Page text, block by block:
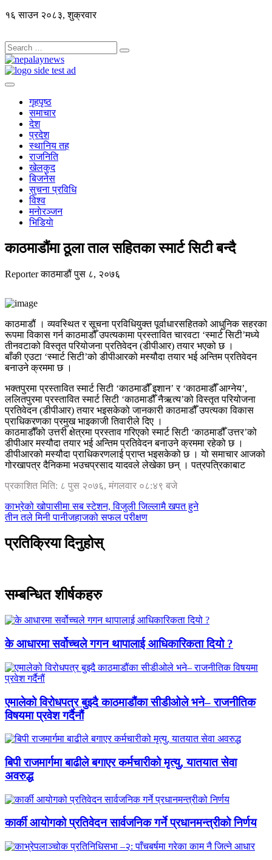
१६ साउन २०८३, शुक्रवार
गृहपृष्ठ
समाचार
देश
प्रदेश
स्थानिय तह
राजनिति
खेलकुद
बिजनेस
सुचना प्रविधि
विश्व
मनाेरञ्जन
भिडियाे
काठमाडौंमा ठूला ताल सहितका स्मार्ट सिटी बन्दै
Reporterकाठमाडौंपुस ८, २०७६
काठमाडौं । व्यवस्थित र सूचना प्रविधियुक्त पूर्वाधारसहितको आधुनिक सहरका
रूपमा विकास गर्न काठमाडौँ उपत्यकामा प्रस्तावित चारवटा ‘स्मार्ट सिटी’मध्ये
तीनवटाको विस्तृत परियोजना प्रतिवेदन (डीपीआर) तयार भएको छ ।
बाँकी एउटा ‘स्मार्ट सिटी’को डीपीआरको मस्यौदा तयार भई अन्तिम प्रतिवेदन
बनाउने क्रममा छ ।
भक्तपुरमा प्रस्तावित स्मार्ट सिटी ‘काठमाडौँ इशान’ र ‘काठमाडौँ आग्नेय’,
ललितपुरमा प्रस्तावित स्मार्ट सिटी ‘काठमाडौँ नैऋत्य’को विस्तृत परियोजना
प्रतिवेदन (डीपीआर) तयार भइसकेको जानकारी काठमाडौँ उपत्यका विकास
प्राधिकरणका प्रमुख भाइकाजी तिवारीले दिए ।
काठमाडौँको उत्तरी क्षेत्रमा प्रस्ताव गरिएको स्मार्ट सिटी ‘काठमाडौँ उत्तर’को
डीपीआर मस्यौदा तयार भई अन्तिम प्रतिवेदन बनाउने क्रममा रहेको छ ।
डीपीआरको मस्यौदा प्राधिकरणलाई प्राप्त भइसकेको छ । यो समाचार आजको
गोरखापत्र दैनिकमा भउचप्रसाद यादवले लेखेका छन् । पत्रपत्रिकाबाट
प्रकाशित मिति: ८ पुस २०७६, मंगलवार ०८:४९ बजे
काभ्रेको खोपासीमा सब स्टेशन, विजुली जिल्लामै खपत हुने
तीन तले मिनी पानीजहाजको सफल परीक्षण
प्रतिक्रिया दिनुहोस्
सम्बन्धित शीर्षकहरु
के आधारमा सर्वोच्चले गगन थापालाई आधिकारिकता दियो ?
एमालेको विरोधपत्र बुझ्दै काठमाडौंका सीडीओले भने– राजनीतिक
विषयमा प्रवेश गर्दैनौं
बिपी राजमार्गमा बाढीले बगाएर कर्मचारीको मृत्यु, यातयात सेवा
अवरुद्ध
कार्की आयोगको प्रतिवेदन सार्वजनिक गर्ने प्रधानमन्त्रीको निर्णय